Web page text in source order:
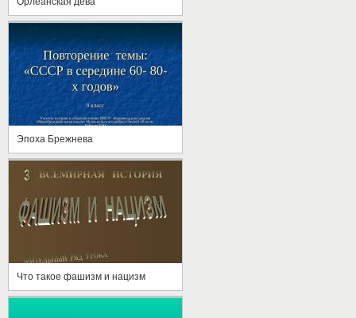
Эпоха Брежнева
Что такое фашизм и нацизм